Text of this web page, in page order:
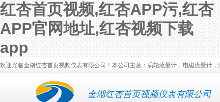
红杏首页视频,红杏APP污,红杏
APP官网地址,红杏视频下载
app
欢迎光临金湖红杏首页视频仪表有限公司！本公司主营：涡轮流量计，电磁流量计
金湖红杏首页视频仪表有限公司